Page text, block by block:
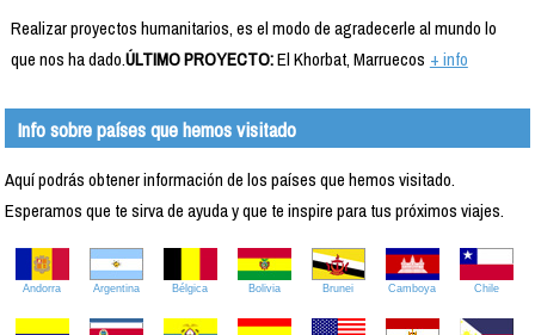
Realizar proyectos humanitarios, es el modo de agradecerle al mundo lo
que nos ha dado.ÚLTIMO PROYECTO:El Khorbat, Marruecos + info
Info sobre países que hemos visitado
Aquí podrás obtener información de los países que hemos visitado.
Esperamos que te sirva de ayuda y que te inspire para tus próximos viajes.
Andorra Argentina Bélgica Bolivia Brunei Camboya Chile